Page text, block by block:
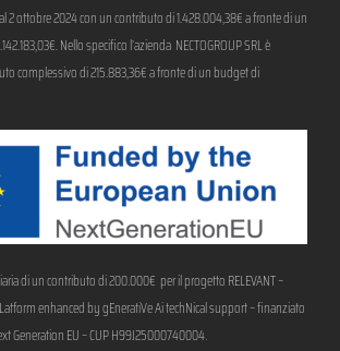
2 ottobre 2024 con un contributo di 1.428.004,38€ a fronte di un
Nello specifico l’azienda NECTOGROUP SRL è
complessivo di 215.883,36€ a fronte di un budget di
di un contributo di 200.000€ per il progetto RELEVANT –
enhanced by gEneratiVe Ai techNical support – finanziato
Generation EU – CUP H99J25000740004.